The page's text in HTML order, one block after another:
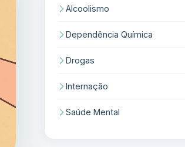
Alcoolismo
Dependência Química
Drogas
Internação
Saúde Mental